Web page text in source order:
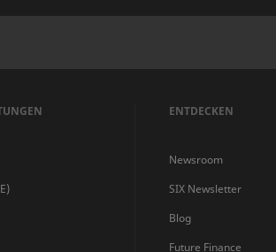
ENTDECKEN
Newsroom
SIX Newsletter
Blog
Future Finance